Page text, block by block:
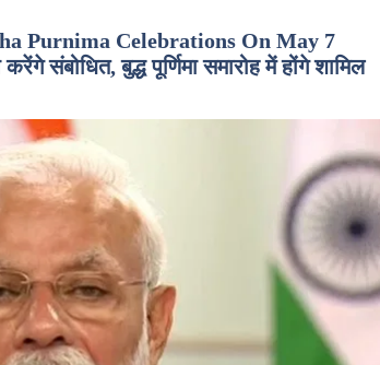
Purnima Celebrations On May 7
संबोधित, बुद्ध पूर्णिमा समारोह में होंगे शामिल